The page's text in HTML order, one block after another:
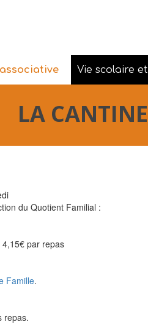
Vie scolaire
LA CANTINE
du Quotient Familial :
par repas
Famille.
repas.